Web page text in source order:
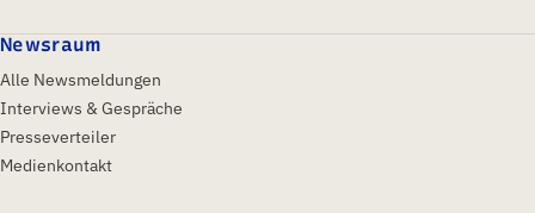
Newsraum
Alle Newsmeldungen
Interviews & Gespräche
Presseverteiler
Medienkontakt